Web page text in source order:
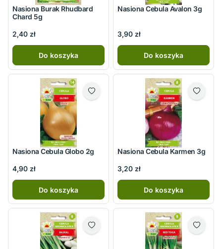
Nasiona Burak Rhudbard
Chard 5g
2,40 zł
Do koszyka
Nasiona Cebula Avalon 3g
3,90 zł
Do koszyka
Nasiona Cebula Globo 2g
4,90 zł
Do koszyka
Nasiona Cebula Karmen 3g
3,20 zł
Do koszyka